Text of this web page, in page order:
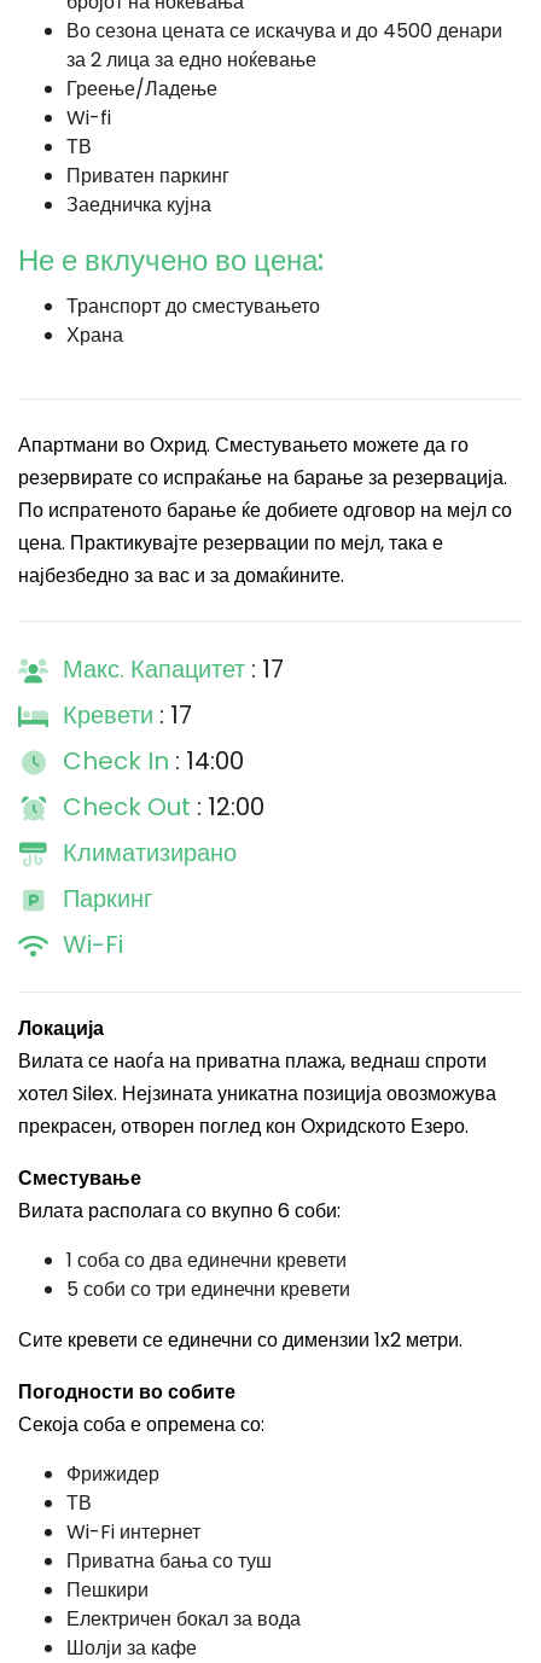
Во сезона цената се искачува и до 4500 денари
за 2 лица за едно ноќевање
Греење/Ладење
Wi-fi
ТВ
Приватен паркинг
Заедничка кујна
Не е вклучено во цена:
Транспорт до сместувањето
Храна
Апартмани во Охрид. Сместувањето можете да го
резервирате со испраќање на барање за резервација.
По испратеното барање ќе добиете одговор на мејл со
цена. Практикувајте резервации по мејл, така е
најбезбедно за вас и за домаќините.
Макс. Капацитет : 17
Кревети : 17
Check In : 14:00
Check Out : 12:00
Климатизирано
Паркинг
Wi-Fi
Локација
Вилата се наоѓа на приватна плажа, веднаш спроти
хотел Silex. Нејзината уникатна позиција овозможува
прекрасен, отворен поглед кон Охридското Езеро.
Сместување
Вилата располага со вкупно 6 соби:
1 соба со два единечни кревети
5 соби со три единечни кревети
Сите кревети се единечни со димензии 1x2 метри.
Погодности во собите
Секоја соба е опремена со:
Фрижидер
ТВ
Wi-Fi интернет
Приватна бања со туш
Пешкири
Електричен бокал за вода
Шолји за кафе